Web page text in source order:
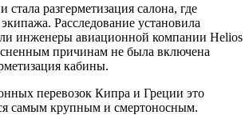
разгерметизация салона, где
Расследование установила
инженеры авиационной компании Helios
причинам не была включена
кабины.
перевозок Кипра и Греции это
самым крупным и смертоносным.